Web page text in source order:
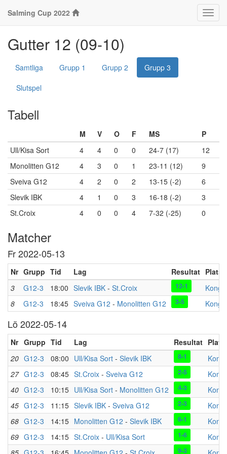
Salming Cup 2022
Gutter 12 (09-10)
Samtliga Grupp 1 Grupp 2
Grupp 3
Slutspel
Tabell
M V O F MS
P
Ull/Kisa Sort
4 4 0 0 24-7 (17)
12
Monolitten G12
4 3 0 1 23-11 (12)
9
Sveiva G12
4 2 0 2 13-15 (-2)
6
Slevik IBK
4 1 0 3 16-18 (-2)
3
St.Croix
4 0 0 4 7-32 (-25) 0
Matcher
Fr 2022-05-13
Nr Grupp Tid Lag Resultat Plats
3
G12-3 18:00 Slevik IBK - St.Croix 12-1
8
G12-3 18:45 Sveiva G12 - Monolitten G12 3-5
Lö 2022-05-14
Nr Grupp Tid Lag Resultat Plats
20 G12-3 08:00 Ull/Kisa Sort - Slevik IBK 8-1
27 G12-3 08:45 St.Croix - Sveiva G12 2-5
40 G12-3 10:15 Ull/Kisa Sort - Monolitten G12 4-3
45 G12-3 11:15 Slevik IBK - Sveiva G12 2-3
68 G12-3 14:15 Monolitten G12 - Slevik IBK 6-1
69 G12-3 14:15 St.Croix - Ull/Kisa Sort 1-6
9-3